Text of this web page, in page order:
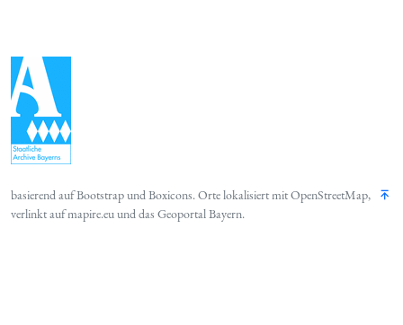
basierend aufBootstrapundBoxicons. Orte lokalisiert mitOpenStreetMap,
verlinkt aufmapire.euund das Geoportal Bayern.